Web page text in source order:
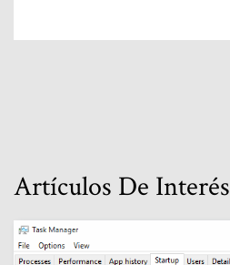
Artículos De Interés